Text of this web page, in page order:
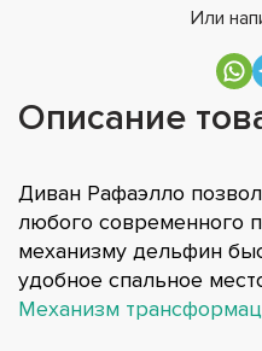
Или
Описание
Диван Рафаэлло
любого современного
механизму дельфин
удобное спальное
Механизм